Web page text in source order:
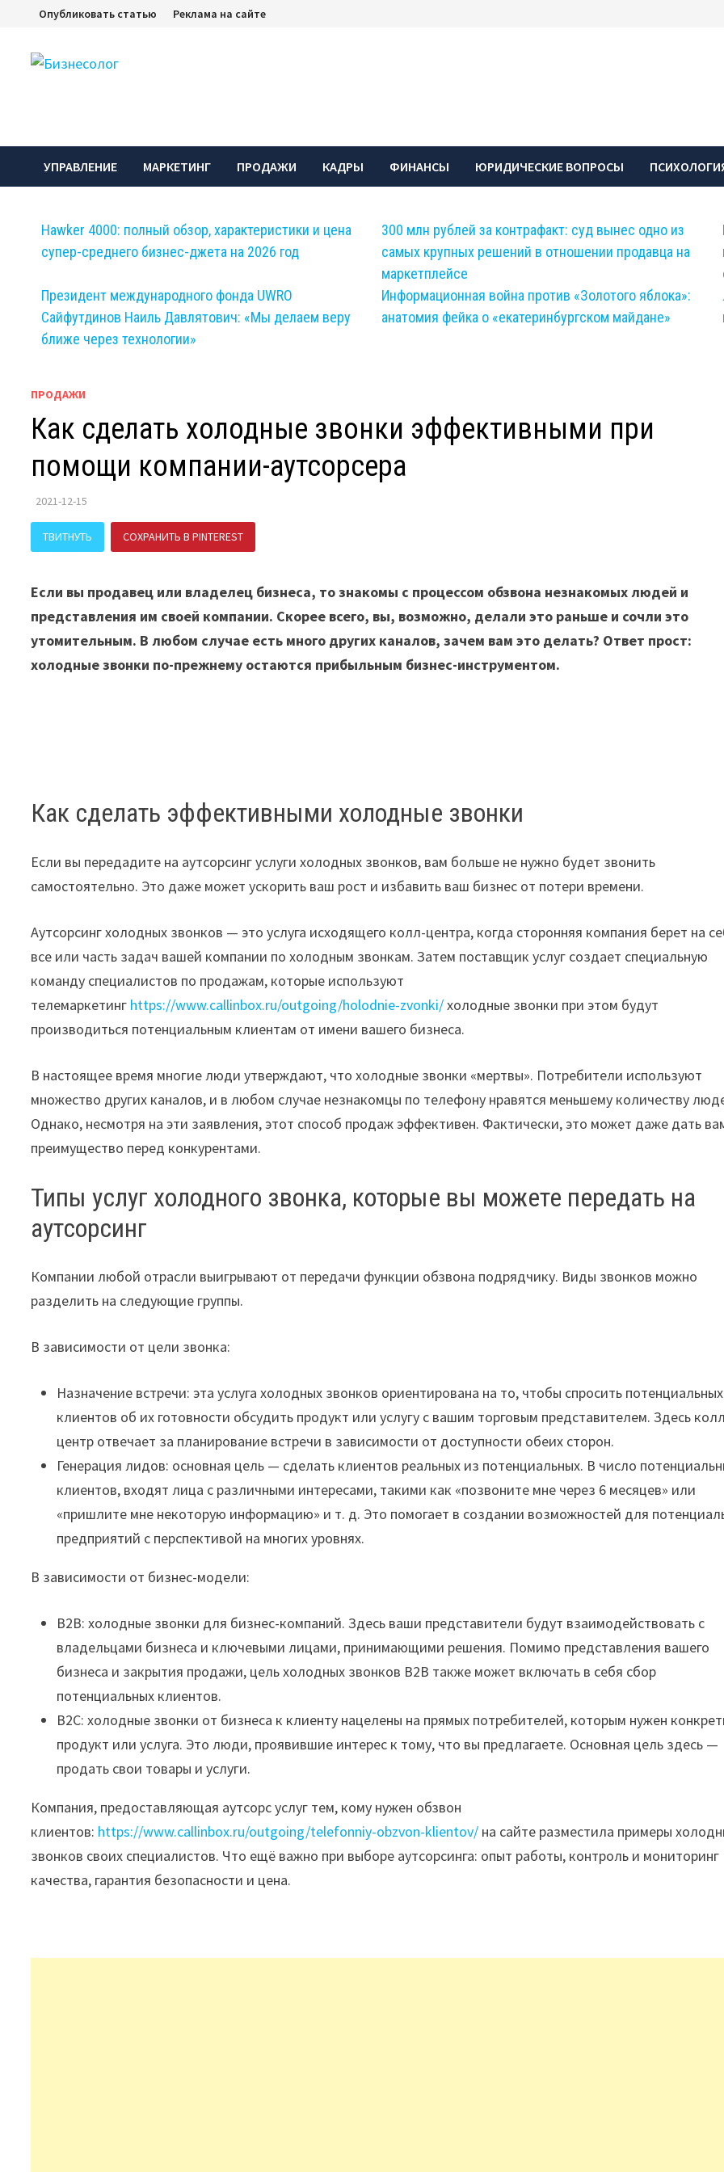
Перейти
содержимому
Опубликовать статью Реклама на сайте
УПРАВЛЕНИЕ МАРКЕТИНГ ПРОДАЖИ КАДРЫ ФИНАНСЫ ЮРИДИЧЕСКИЕ ВОПРОСЫ
Hawker 4000: полный обзор, характеристики и цена
супер-среднего бизнес-джета на 2026 год
300 млн рублей за контрафакт: суд вынес одно из
самых крупных решений в отношении продавца на
маркетплейсе
Президент международного фонда UWRO
Сайфутдинов Наиль Давлятович: «Мы делаем веру
ближе через технологии»
Информационная война против «Золотого яблока»:
анатомия фейка о «екатеринбургском майдане»
ПРОДАЖИ
Как сделать холодные звонки эффективными при
помощи компании-аутсорсера
2021-12-15
ТВИТНУТЬ СОХРАНИТЬ В PINTEREST
Если вы продавец или владелец бизнеса, то знакомы с процессом обзвона незнакомых людей и
представления им своей компании. Скорее всего, вы, возможно, делали это раньше и сочли это
утомительным. В любом случае есть много других каналов, зачем вам это делать? Ответ прост:
холодные звонки по-прежнему остаются прибыльным бизнес-инструментом.
Как сделать эффективными холодные звонки
Если вы передадите на аутсорсинг услуги холодных звонков, вам больше не нужно будет звонить
самостоятельно. Это даже может ускорить ваш рост и избавить ваш бизнес от потери времени.
Аутсорсинг холодных звонков — это услуга исходящего колл-центра, когда сторонняя компания берет на
все или часть задач вашей компании по холодным звонкам. Затем поставщик услуг создает специальную
команду специалистов по продажам, которые используют
телемаркетинг https://www.callinbox.ru/outgoing/holodnie-zvonki/холодные звонки при этом будут
производиться потенциальным клиентам от имени вашего бизнеса.
В настоящее время многие люди утверждают, что холодные звонки «мертвы». Потребители используют
множество других каналов, и в любом случае незнакомцы по телефону нравятся меньшему количеству
Однако, несмотря на эти заявления, этот способ продаж эффективен. Фактически, это может даже дать
преимущество перед конкурентами.
Типы услуг холодного звонка, которые вы можете передать на
аутсорсинг
Компании любой отрасли выигрывают от передачи функции обзвона подрядчику. Виды звонков можно
разделить на следующие группы.
В зависимости от цели звонка:
Назначение встречи: эта услуга холодных звонков ориентирована на то, чтобы спросить потенциальных
клиентов об их готовности обсудить продукт или услугу с вашим торговым представителем. Здесь
центр отвечает за планирование встречи в зависимости от доступности обеих сторон.
Генерация лидов: основная цель — сделать клиентов реальных из потенциальных. В число
клиентов, входят лица с различными интересами, такими как «позвоните мне через 6 месяцев» или
«пришлите мне некоторую информацию» и т. д. Это помогает в создании возможностей для
предприятий с перспективой на многих уровнях.
В зависимости от бизнес-модели:
B2B: холодные звонки для бизнес-компаний. Здесь ваши представители будут взаимодействовать с
владельцами бизнеса и ключевыми лицами, принимающими решения. Помимо представления вашего
бизнеса и закрытия продажи, цель холодных звонков B2B также может включать в себя сбор
потенциальных клиентов.
B2C: холодные звонки от бизнеса к клиенту нацелены на прямых потребителей, которым нужен
продукт или услуга. Это люди, проявившие интерес к тому, что вы предлагаете. Основная цель здесь —
продать свои товары и услуги.
Компания, предоставляющая аутсорс услуг тем, кому нужен обзвон
клиентов: https://www.callinbox.ru/outgoing/telefonniy-obzvon-klientov/ на сайте разместила примеры
звонков своих специалистов. Что ещё важно при выборе аутсорсинга: опыт работы, контроль и мониторинг
качества, гарантия безопасности и цена.